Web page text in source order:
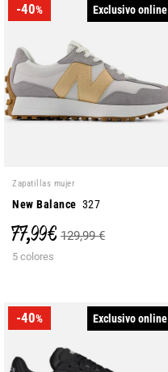
-40% Exclusivo online
Zapatillas mujer
New Balance 327
77,99 € 129,99 €
5 colores
-40% Exclusivo online